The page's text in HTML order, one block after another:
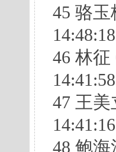
45 骆玉
46 林征
47 王美
48 鲍海